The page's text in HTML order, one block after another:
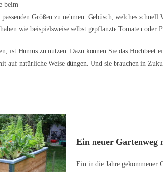
beim
Größen zu nehmen. Gebüsch, welches schnell
wie beispielsweise selbst gepflanzte Tomaten oder
ist Humus zu nutzen. Dazu können Sie das Hochbeet
auf natürliche Weise düngen. Und sie brauchen in
Ein neuer Gartenweg
Ein in die Jahre gekommener